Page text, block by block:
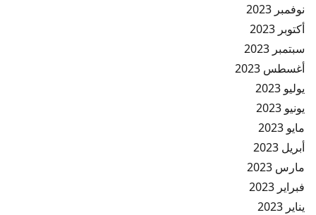
نوفمبر 2023
أكتوبر 2023
سبتمبر 2023
أغسطس 2023
يوليو 2023
يونيو 2023
مايو 2023
أبريل 2023
مارس 2023
فبراير 2023
يناير 2023